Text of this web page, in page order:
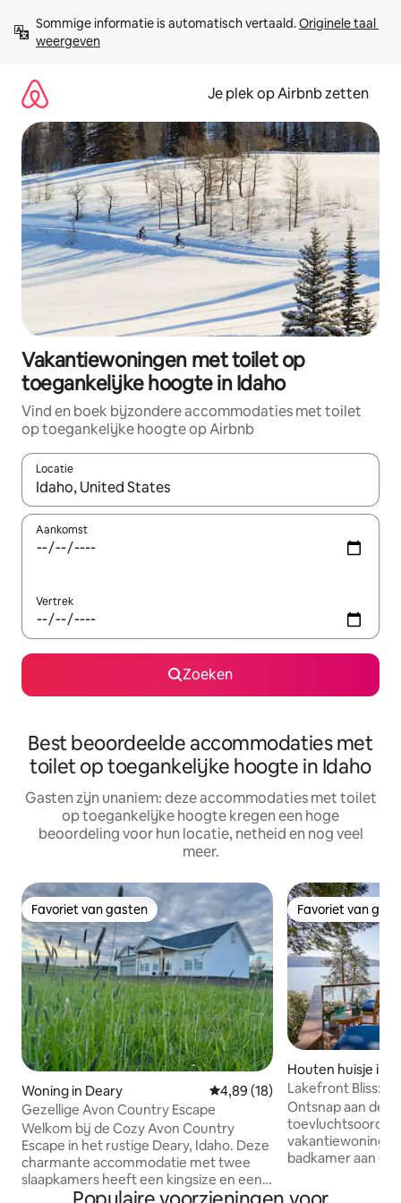
direct
naar
Sommige informatie is automatisch vertaald. Originele taal
weergeven
Je plek op Airbnb zetten
Vakantiewoningen met toilet op
toegankelijke hoogte in Idaho
Vind en boek bijzondere accommodaties met toilet
op toegankelijke hoogte op Airbnb
Locatie
Wanneer er resultaten beschikbaar zijn, maak je een keuze
Aankomst
Vertrek
Zoeken
Best beoordeelde accommodaties met
toilet op toegankelijke hoogte in Idaho
Gasten zijn unaniem: deze accommodaties met toilet
op toegankelijke hoogte kregen een hoge
beoordeling voor hun locatie, netheid en nog veel
meer.
Favoriet van gasten
Favoriet van gasten
Woning in Deary Gemiddelde beoordeling van
4,89 (18)
Gezellige Avon Country Escape
Welkom bij de Cozy Avon Country
Escape in het rustige Deary, Idaho. Deze
charmante accommodatie met twee
slaapkamers heeft een kingsize en een
queensize bed, twee volledige
Favoriet van
Favoriet van
Houten huisje in
Lakefront Bliss:
met dok!
Ontsnap aan de
toevluchtsoord in
vakantiewoning
badkamer aan de
ruime woning